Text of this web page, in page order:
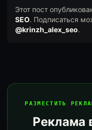
Этот пост
SEO. Подписаться
@krinzh_alex_seo.
РАЗМЕСТИТЬ
Реклама